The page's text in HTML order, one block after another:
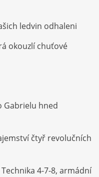
ledvin odhaleni
okouzlí chuťové
Gabrielu hned
čtyř revolučních
4-7-8, armádní